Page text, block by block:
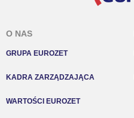
O NAS
GRUPA EUROZET
KADRA ZARZĄDZAJĄCA
WARTOŚCI EUROZET